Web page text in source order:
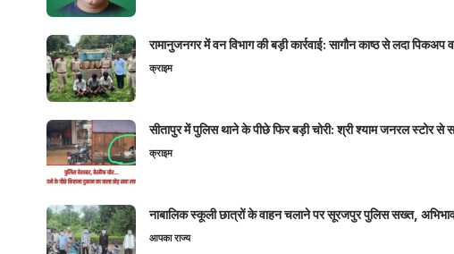
रामानुजनगर में वन विभाग की बड़ी कार्रवाई: सागौन काष्ठ से लदा पिकअप
क्राइम
सीतापुर में पुलिस थाने के पीछे फिर बड़ी चोरी: श्री श्याम जनरल स्टोर से
क्राइम
नाबालिक स्कूली छात्रों के वाहन चलाने पर सूरजपुर पुलिस सख्त,
आपका राज्य